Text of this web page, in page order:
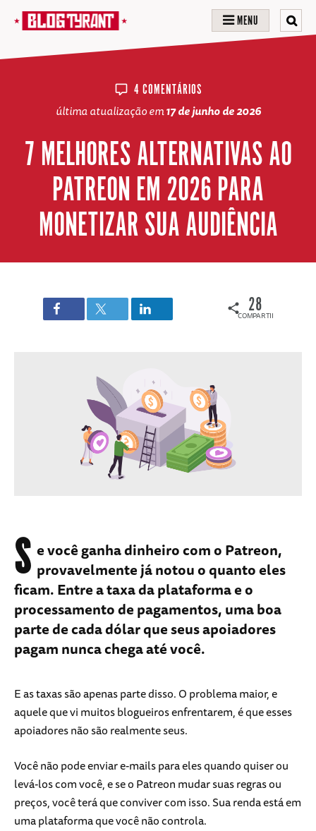
MENU
4 COMENTÁRIOS
última atualização em17 de junho de 2026
7 MELHORES ALTERNATIVAS AO
PATREON EM 2026 PARA
MONETIZAR SUA AUDIÊNCIA
COMPARTILHAMENTOS
28
S e você ganha dinheiro com o Patreon,
provavelmente já notou o quanto eles
ficam. Entre a taxa da plataforma e o
processamento de pagamentos, uma boa
parte de cada dólar que seus apoiadores
pagam nunca chega até você.
E as taxas são apenas parte disso. O problema maior, e
aquele que vi muitos blogueiros enfrentarem, é que esses
apoiadores não são realmente seus.
Você não pode enviar e-mails para eles quando quiser ou
levá-los com você, e se o Patreon mudar suas regras ou
preços, você terá que conviver com isso. Sua renda está em
uma plataforma que você não controla.